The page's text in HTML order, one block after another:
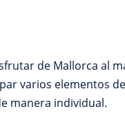
de Mallorca al
varios elementos
manera individual.